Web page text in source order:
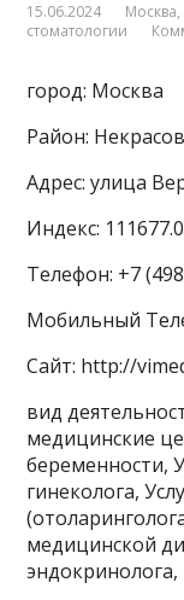
15.06.2024 Москва,
стоматологии
город: Москва
Район:
Адрес: улица
Индекс: 111677.0
Телефон: +7
Мобильный
Сайт: http://
вид
медицинские
беременности,
гинеколога,
медицинской